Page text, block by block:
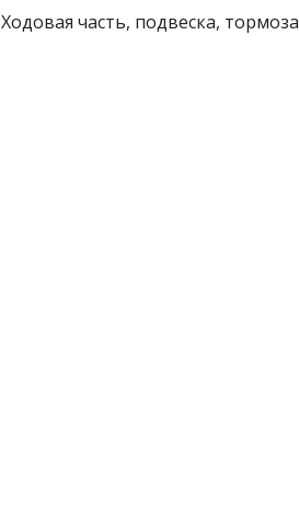
Ходовая часть, подвеска, тормоза